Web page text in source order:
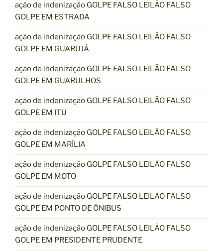
ação de indenização GOLPE FALSO LEILÃO FALSO
GOLPE EM ESTRADA
ação de indenização GOLPE FALSO LEILÃO FALSO
GOLPE EM GUARUJÁ
ação de indenização GOLPE FALSO LEILÃO FALSO
GOLPE EM GUARULHOS
ação de indenização GOLPE FALSO LEILÃO FALSO
GOLPE EM ITU
ação de indenização GOLPE FALSO LEILÃO FALSO
GOLPE EM MARÍLIA
ação de indenização GOLPE FALSO LEILÃO FALSO
GOLPE EM MOTO
ação de indenização GOLPE FALSO LEILÃO FALSO
GOLPE EM PONTO DE ÔNIBUS
ação de indenização GOLPE FALSO LEILÃO FALSO
GOLPE EM PRESIDENTE PRUDENTE